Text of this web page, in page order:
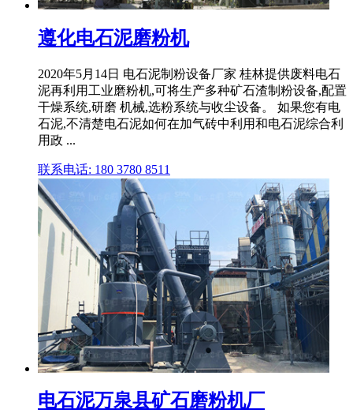
遵化电石泥磨粉机
2020年5月14日 电石泥制粉设备厂家 桂林提供废料电石
泥再利用工业磨粉机,可将生产多种矿石渣制粉设备,配置
干燥系统,研磨 机械,选粉系统与收尘设备。 如果您有电
石泥,不清楚电石泥如何在加气砖中利用和电石泥综合利
用政 ...
联系电话: 180 3780 8511
电石泥万泉县矿石磨粉机厂